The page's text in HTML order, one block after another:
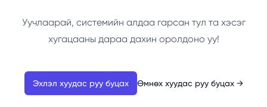
Уучлаарай, системийн алдаа гарсан тул та хэсэг
хугацааны дараа дахин оролдоно уу!
Эхлэл хуудас руу буцах Өмнөх хуудас руу буцах →